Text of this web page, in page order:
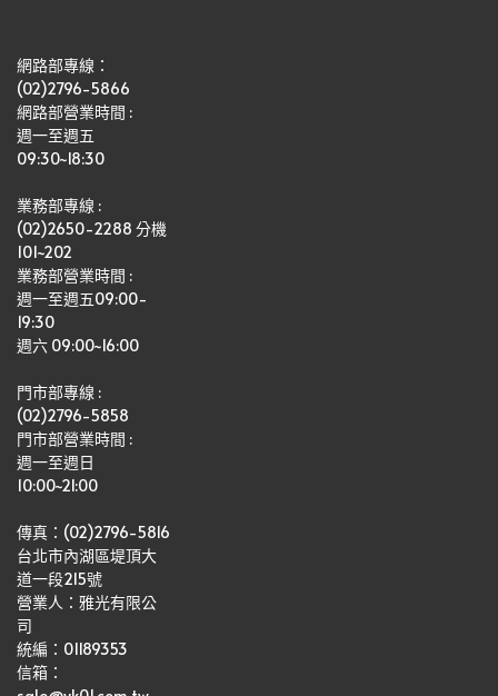
網路部專線：
(02)2796-5866
網路部營業時間 :
週一至週五
09:30~18:30
業務部專線 :
(02)2650-2288 分機
101~202
業務部營業時間 :
週一至週五09:00-
19:30
週六 09:00~16:00
門市部專線 :
(02)2796-5858
門市部營業時間 :
週一至週日
10:00~21:00
傳真：(02)2796-5816
台北市內湖區堤頂大
道一段215號
營業人：雅光有限公
司
統編：01189353
信箱：